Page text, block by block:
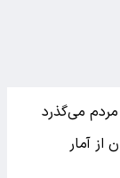
مردم می‌گذرد
آمار